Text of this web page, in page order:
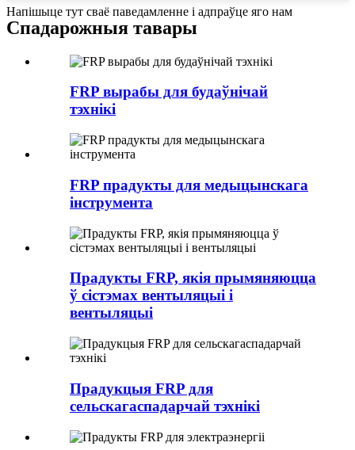
Напішыце тут сваё паведамленне і адпраўце яго нам
Спадарожныя тавары
FRP вырабы для будаўнічай
тэхнікі
FRP прадукты для медыцынскага
інструмента
Прадукты FRP, якія прымяняюцца
ў сістэмах вентыляцыі і
вентыляцыі
Прадукцыя FRP для
сельскагаспадарчай тэхнікі